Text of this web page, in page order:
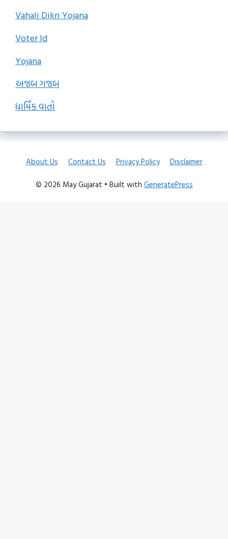
Vahali Dikri Yojana
Voter Id
Yojana
અજબ ગજબ
ધાર્મિક વાતો
About Us Contact Us Privacy Policy
Disclaimer
© 2026 May Gujarat • Built with GeneratePress